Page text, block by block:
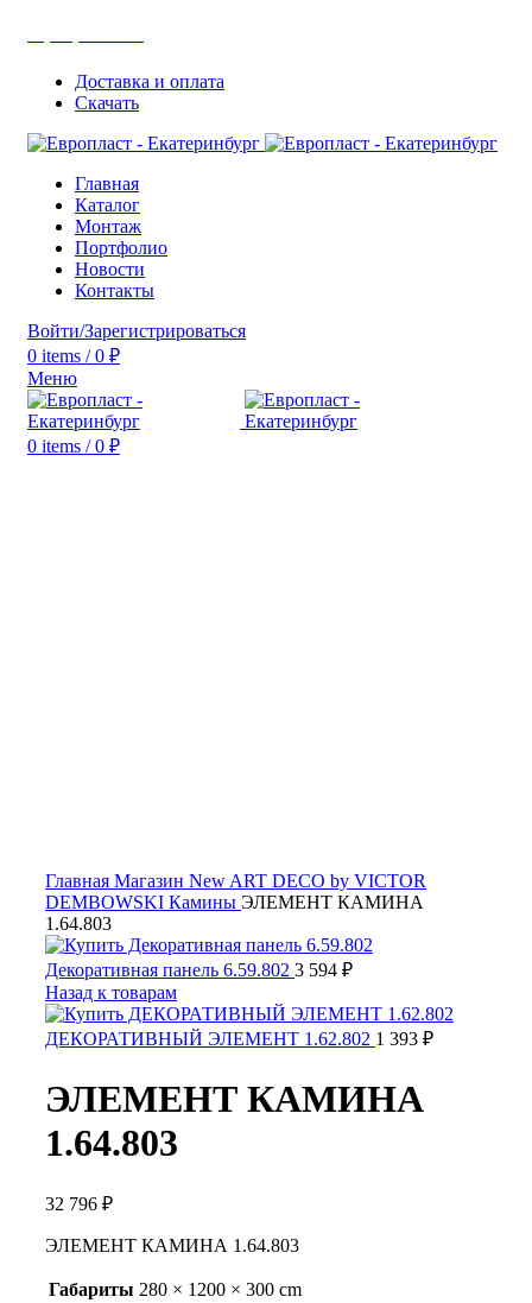
Доставка и оплата
Скачать
Главная
Каталог
Монтаж
Портфолио
Новости
Контакты
Войти/Зарегистрироваться
0 items / 0 ₽
Меню
0 items / 0 ₽
Главная Магазин New ART DECO by VICTOR
DEMBOWSKI Камины ЭЛЕМЕНТ КАМИНА
1.64.803
Декоративная панель 6.59.802 3 594 ₽
Назад к товарам
ДЕКОРАТИВНЫЙ ЭЛЕМЕНТ 1.62.802 1 393 ₽
ЭЛЕМЕНТ КАМИНА
1.64.803
32 796 ₽
ЭЛЕМЕНТ КАМИНА 1.64.803
Габариты 280 × 1200 × 300 cm